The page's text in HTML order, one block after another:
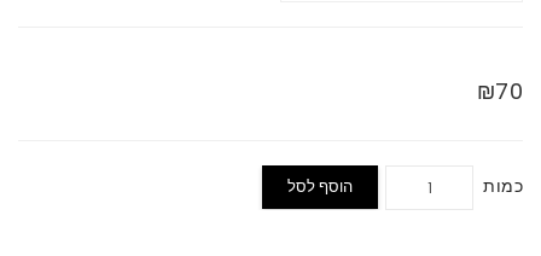
₪70
כמות הוסף לסל